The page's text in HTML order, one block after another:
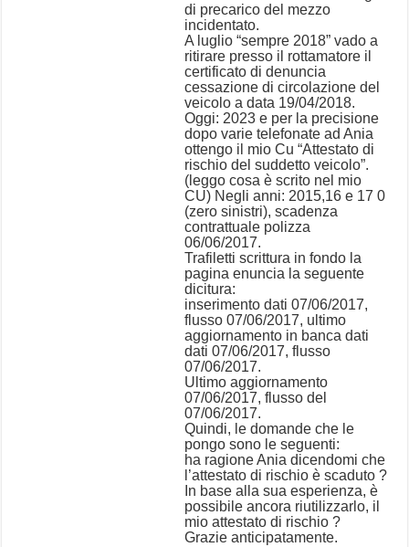
di precarico del mezzo
incidentato.
A luglio “sempre 2018” vado a
ritirare presso il rottamatore il
certificato di denuncia
cessazione di circolazione del
veicolo a data 19/04/2018.
Oggi: 2023 e per la precisione
dopo varie telefonate ad Ania
ottengo il mio Cu “Attestato di
rischio del suddetto veicolo”.
(leggo cosa è scrito nel mio
CU) Negli anni: 2015,16 e 17 0
(zero sinistri), scadenza
contrattuale polizza
06/06/2017.
Trafiletti scrittura in fondo la
pagina enuncia la seguente
dicitura:
inserimento dati 07/06/2017,
flusso 07/06/2017, ultimo
aggiornamento in banca dati
dati 07/06/2017, flusso
07/06/2017.
Ultimo aggiornamento
07/06/2017, flusso del
07/06/2017.
Quindi, le domande che le
pongo sono le seguenti:
ha ragione Ania dicendomi che
l’attestato di rischio è scaduto ?
In base alla sua esperienza, è
possibile ancora riutilizzarlo, il
mio attestato di rischio ?
Grazie anticipatamente.